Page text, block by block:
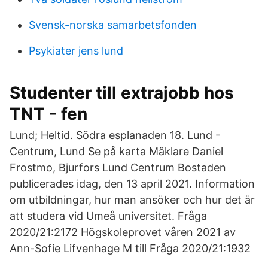
Svensk-norska samarbetsfonden
Psykiater jens lund
Studenter till extrajobb hos
TNT - fen
Lund; Heltid. Södra esplanaden 18. Lund -
Centrum, Lund Se på karta Mäklare Daniel
Frostmo, Bjurfors Lund Centrum Bostaden
publicerades idag, den 13 april 2021. Information
om utbildningar, hur man ansöker och hur det är
att studera vid Umeå universitet. Fråga
2020/21:2172 Högskoleprovet våren 2021 av
Ann-Sofie Lifvenhage M till Fråga 2020/21:1932